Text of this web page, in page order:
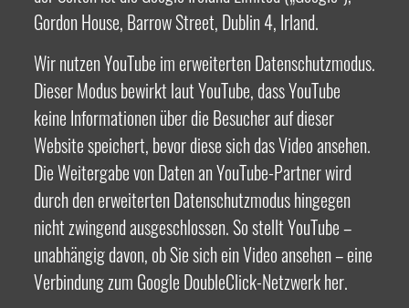
Gordon House, Barrow Street, Dublin 4, Irland.
Wir nutzen YouTube im erweiterten Datenschutzmodus.
Dieser Modus bewirkt laut YouTube, dass YouTube
keine Informationen über die Besucher auf dieser
Website speichert, bevor diese sich das Video ansehen.
Die Weitergabe von Daten an YouTube-Partner wird
durch den erweiterten Datenschutzmodus hingegen
nicht zwingend ausgeschlossen. So stellt YouTube –
unabhängig davon, ob Sie sich ein Video ansehen – eine
Verbindung zum Google DoubleClick-Netzwerk her.